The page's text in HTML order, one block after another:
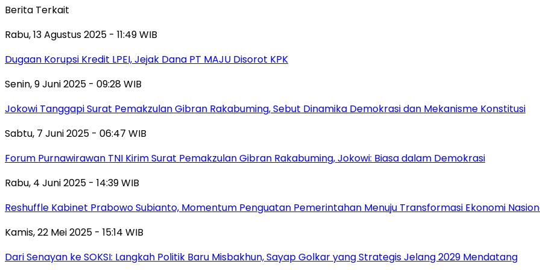
Berita Terkait
Rabu, 13 Agustus 2025 - 11:49 WIB
Dugaan Korupsi Kredit LPEI, Jejak Dana PT MAJU Disorot KPK
Senin, 9 Juni 2025 - 09:28 WIB
Jokowi Tanggapi Surat Pemakzulan Gibran Rakabuming, Sebut Dinamika Demokrasi dan Mekanisme Konstitusi
Sabtu, 7 Juni 2025 - 06:47 WIB
Forum Purnawirawan TNI Kirim Surat Pemakzulan Gibran Rakabuming, Jokowi: Biasa dalam Demokrasi
Rabu, 4 Juni 2025 - 14:39 WIB
Reshuffle Kabinet Prabowo Subianto, Momentum Penguatan Pemerintahan Menuju Transformasi Ekonomi
Kamis, 22 Mei 2025 - 15:14 WIB
Dari Senayan ke SOKSI: Langkah Politik Baru Misbakhun, Sayap Golkar yang Strategis Jelang 2029 Mendatang